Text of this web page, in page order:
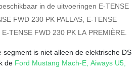
in de uitvoeringen E-TENSE
FWD 230 PK PALLAS, E-TENSE
E-TENSE FWD 230 PK LA PREMIÈRE.
segment is niet alleen de elektrische DS
de Ford Mustang Mach-E, Aiways U5,